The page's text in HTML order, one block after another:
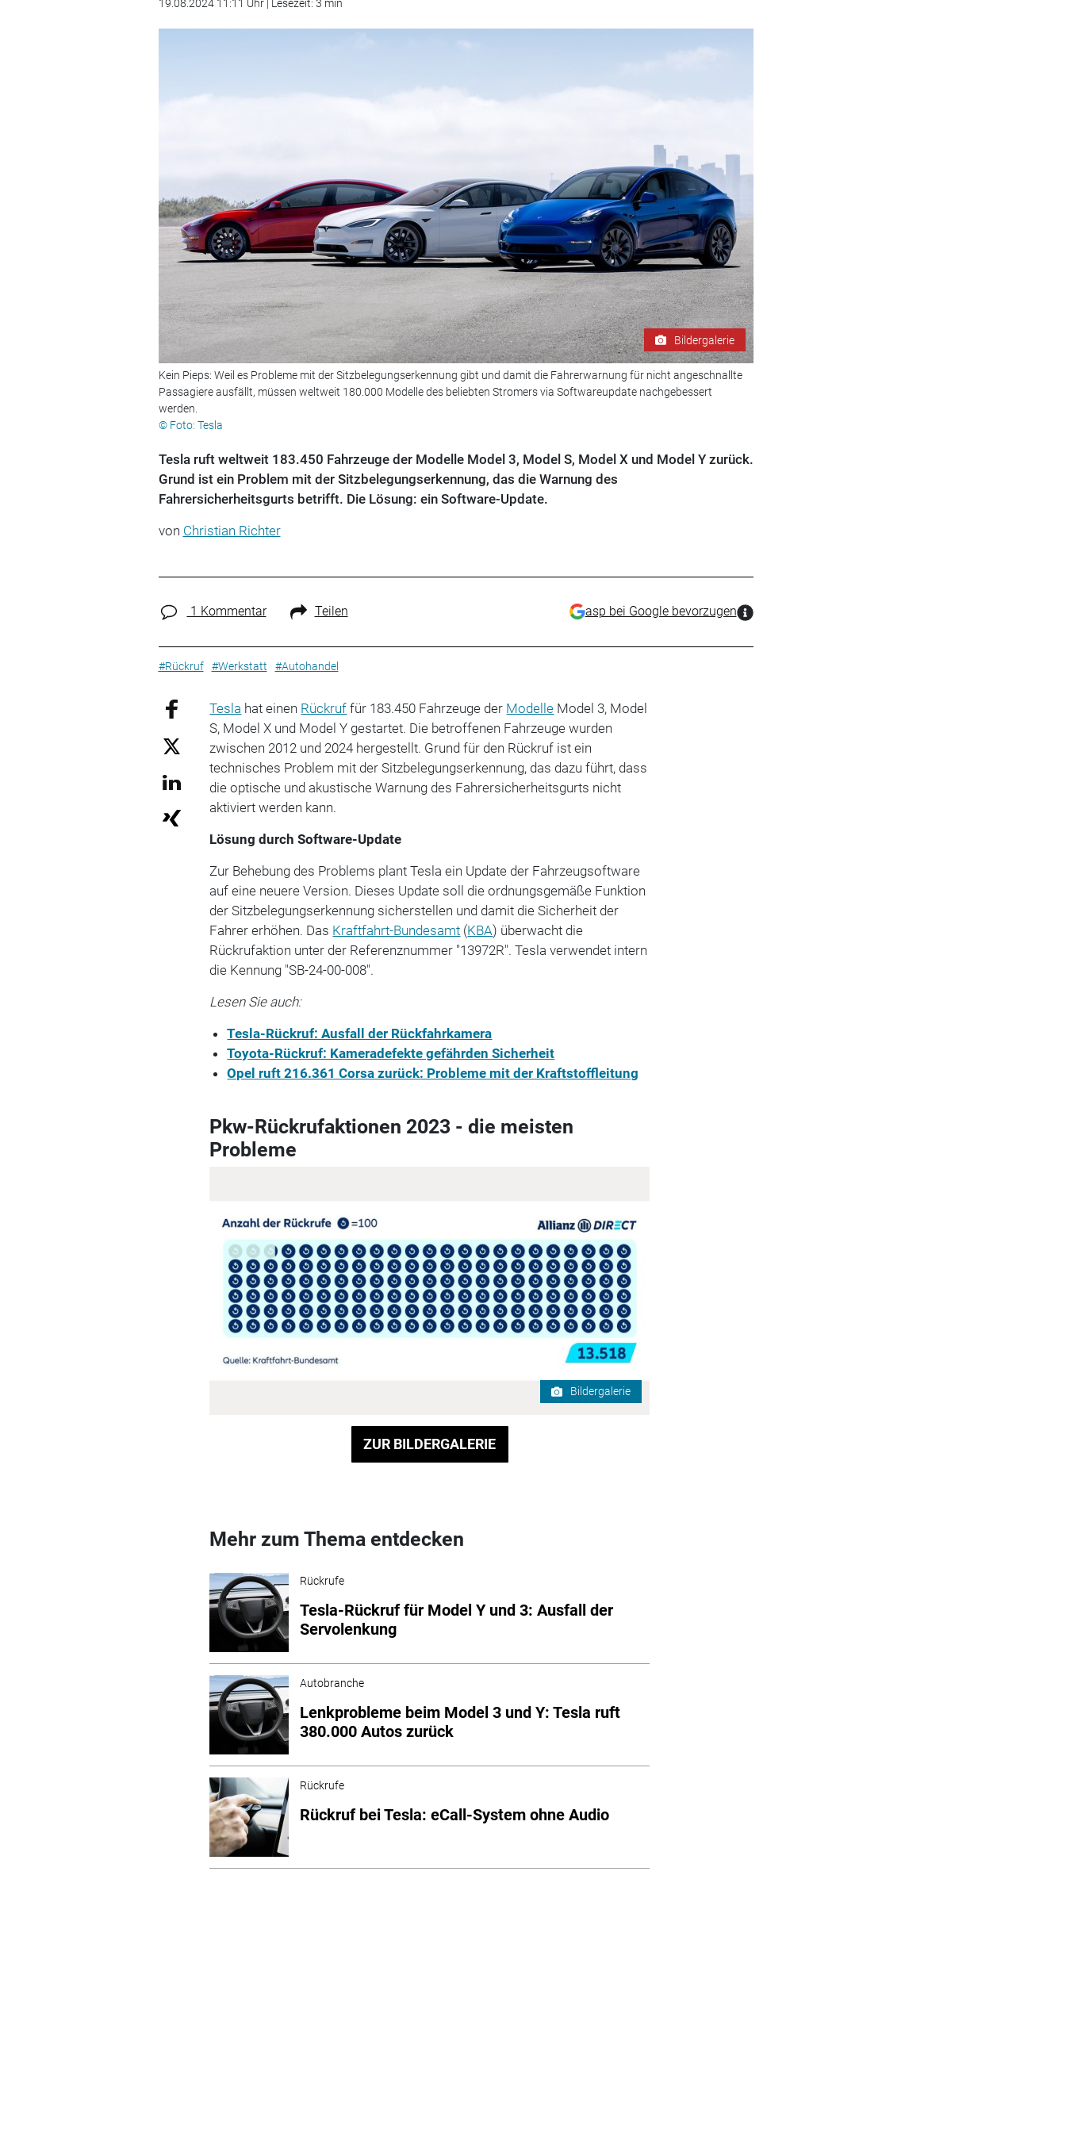
19.08.2024 11:11 Uhr | Lesezeit: 3 min
Bildergalerie
Kein Pieps: Weil es Probleme mit der Sitzbelegungserkennung gibt und damit die Fahrerwarnung für nicht angeschnallte
Passagiere ausfällt, müssen weltweit 180.000 Modelle des beliebten Stromers via Softwareupdate nachgebessert
werden.
© Foto: Tesla
Tesla ruft weltweit 183.450 Fahrzeuge der Modelle Model 3, Model S, Model X und Model Y zurück.
Grund ist ein Problem mit der Sitzbelegungserkennung, das die Warnung des
Fahrersicherheitsgurts betrifft. Die Lösung: ein Software-Update.
von Christian Richter
1 Kommentar Teilen asp bei Google bevorzugen
#Rückruf #Werkstatt #Autohandel
Tesla hat einen Rückruf für 183.450 Fahrzeuge der Modelle Model 3, Model
S, Model X und Model Y gestartet. Die betroffenen Fahrzeuge wurden
zwischen 2012 und 2024 hergestellt. Grund für den Rückruf ist ein
technisches Problem mit der Sitzbelegungserkennung, das dazu führt, dass
die optische und akustische Warnung des Fahrersicherheitsgurts nicht
aktiviert werden kann.
Lösung durch Software-Update
Zur Behebung des Problems plant Tesla ein Update der Fahrzeugsoftware
auf eine neuere Version. Dieses Update soll die ordnungsgemäße Funktion
der Sitzbelegungserkennung sicherstellen und damit die Sicherheit der
Fahrer erhöhen. Das Kraftfahrt-Bundesamt (KBA) überwacht die
Rückrufaktion unter der Referenznummer "13972R". Tesla verwendet intern
die Kennung "SB-24-00-008".
Lesen Sie auch:
Tesla-Rückruf: Ausfall der Rückfahrkamera
Toyota-Rückruf: Kameradefekte gefährden Sicherheit
Opel ruft 216.361 Corsa zurück: Probleme mit der Kraftstoffleitung
Pkw-Rückrufaktionen 2023 - die meisten
Probleme
Bildergalerie
ZUR BILDERGALERIE
Mehr zum Thema entdecken
Rückrufe
Tesla-Rückruf für Model Y und 3: Ausfall der
Servolenkung
Autobranche
Lenkprobleme beim Model 3 und Y: Tesla ruft
380.000 Autos zurück
Rückrufe
Rückruf bei Tesla: eCall-System ohne Audio